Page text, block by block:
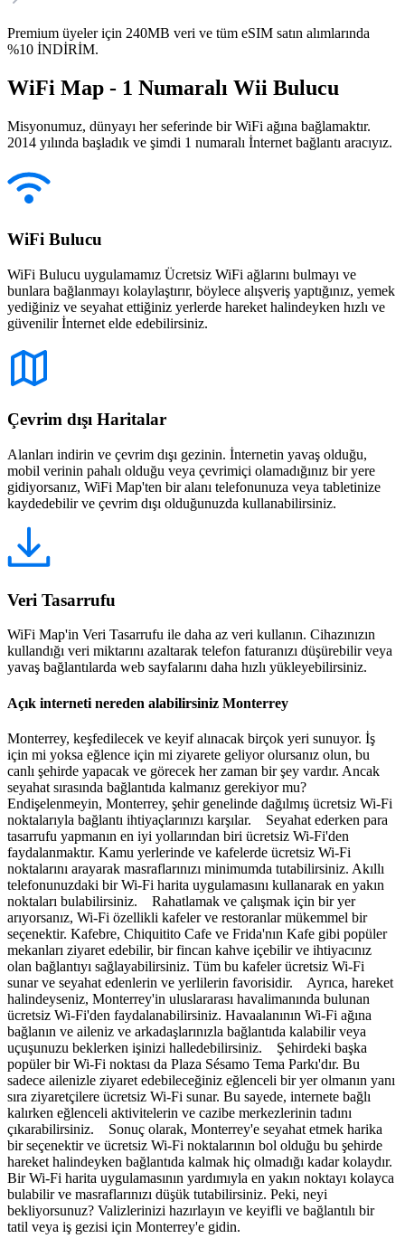
Premium üyeler için 240MB veri ve tüm eSIM satın alımlarında
%10 İNDİRİM.
WiFi Map - 1 Numaralı Wii Bulucu
Misyonumuz, dünyayı her seferinde bir WiFi ağına bağlamaktır.
2014 yılında başladık ve şimdi 1 numaralı İnternet bağlantı aracıyız.
WiFi Bulucu
WiFi Bulucu uygulamamız Ücretsiz WiFi ağlarını bulmayı ve
bunlara bağlanmayı kolaylaştırır, böylece alışveriş yaptığınız, yemek
yediğiniz ve seyahat ettiğiniz yerlerde hareket halindeyken hızlı ve
güvenilir İnternet elde edebilirsiniz.
Çevrim dışı Haritalar
Alanları indirin ve çevrim dışı gezinin. İnternetin yavaş olduğu,
mobil verinin pahalı olduğu veya çevrimiçi olamadığınız bir yere
gidiyorsanız, WiFi Map'ten bir alanı telefonunuza veya tabletinize
kaydedebilir ve çevrim dışı olduğunuzda kullanabilirsiniz.
Veri Tasarrufu
WiFi Map'in Veri Tasarrufu ile daha az veri kullanın. Cihazınızın
kullandığı veri miktarını azaltarak telefon faturanızı düşürebilir veya
yavaş bağlantılarda web sayfalarını daha hızlı yükleyebilirsiniz.
Açık interneti nereden alabilirsiniz Monterrey
Monterrey, keşfedilecek ve keyif alınacak birçok yeri sunuyor. İş
için mi yoksa eğlence için mi ziyarete geliyor olursanız olun, bu
canlı şehirde yapacak ve görecek her zaman bir şey vardır. Ancak
seyahat sırasında bağlantıda kalmanız gerekiyor mu?
Endişelenmeyin, Monterrey, şehir genelinde dağılmış ücretsiz Wi-Fi
noktalarıyla bağlantı ihtiyaçlarınızı karşılar. Seyahat ederken para
tasarrufu yapmanın en iyi yollarından biri ücretsiz Wi-Fi'den
faydalanmaktır. Kamu yerlerinde ve kafelerde ücretsiz Wi-Fi
noktalarını arayarak masraflarınızı minimumda tutabilirsiniz. Akıllı
telefonunuzdaki bir Wi-Fi harita uygulamasını kullanarak en yakın
noktaları bulabilirsiniz. Rahatlamak ve çalışmak için bir yer
arıyorsanız, Wi-Fi özellikli kafeler ve restoranlar mükemmel bir
seçenektir. Kafebre, Chiquitito Cafe ve Frida'nın Kafe gibi popüler
mekanları ziyaret edebilir, bir fincan kahve içebilir ve ihtiyacınız
olan bağlantıyı sağlayabilirsiniz. Tüm bu kafeler ücretsiz Wi-Fi
sunar ve seyahat edenlerin ve yerlilerin favorisidir. Ayrıca, hareket
halindeyseniz, Monterrey'in uluslararası havalimanında bulunan
ücretsiz Wi-Fi'den faydalanabilirsiniz. Havaalanının Wi-Fi ağına
bağlanın ve aileniz ve arkadaşlarınızla bağlantıda kalabilir veya
uçuşunuzu beklerken işinizi halledebilirsiniz. Şehirdeki başka
popüler bir Wi-Fi noktası da Plaza Sésamo Tema Parkı'dır. Bu
sadece ailenizle ziyaret edebileceğiniz eğlenceli bir yer olmanın yanı
sıra ziyaretçilere ücretsiz Wi-Fi sunar. Bu sayede, internete bağlı
kalırken eğlenceli aktivitelerin ve cazibe merkezlerinin tadını
çıkarabilirsiniz. Sonuç olarak, Monterrey'e seyahat etmek harika
bir seçenektir ve ücretsiz Wi-Fi noktalarının bol olduğu bu şehirde
hareket halindeyken bağlantıda kalmak hiç olmadığı kadar kolaydır.
Bir Wi-Fi harita uygulamasının yardımıyla en yakın noktayı kolayca
bulabilir ve masraflarınızı düşük tutabilirsiniz. Peki, neyi
bekliyorsunuz? Valizlerinizi hazırlayın ve keyifli ve bağlantılı bir
tatil veya iş gezisi için Monterrey'e gidin.